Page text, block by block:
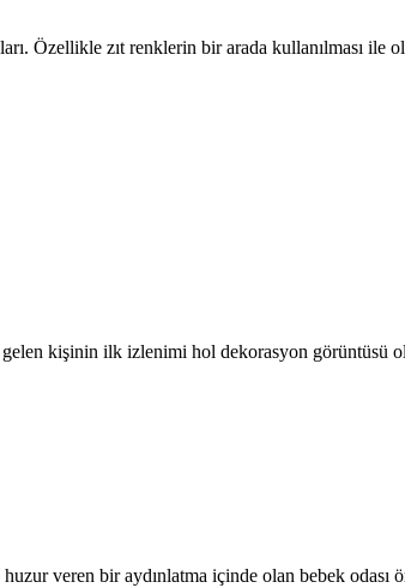
Özellikle zıt renklerin bir arada kullanılması
kişinin ilk izlenimi hol dekorasyon görüntüsü
veren bir aydınlatma içinde olan bebek odası